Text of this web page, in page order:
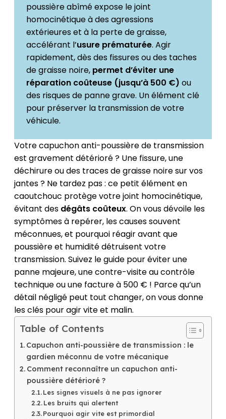
poussière abîmé expose le joint
homocinétique à des agressions
extérieures et à la perte de graisse,
accélérant l’usure prématurée. Agir
rapidement, dès des fissures ou des taches
de graisse noire, permet d’éviter une
réparation coûteuse (jusqu’à 500 €) ou
des risques de panne grave. Un élément clé
pour préserver la transmission de votre
véhicule.
Votre capuchon anti-poussière de transmission
est gravement détérioré ? Une fissure, une
déchirure ou des traces de graisse noire sur vos
jantes ? Ne tardez pas : ce petit élément en
caoutchouc protège votre joint homocinétique,
évitant des dégâts coûteux. On vous dévoile les
symptômes à repérer, les causes souvent
méconnues, et pourquoi réagir avant que
poussière et humidité détruisent votre
transmission. Suivez le guide pour éviter une
panne majeure, une contre-visite au contrôle
technique ou une facture à 500 € ! Parce qu’un
détail négligé peut tout changer, on vous donne
les clés pour agir vite et malin.
Table of Contents
Capuchon anti-poussière de transmission : le
gardien méconnu de votre mécanique
Comment reconnaître un capuchon anti-
poussière détérioré ?
Les signes visuels à ne pas ignorer
Les bruits qui alertent
Pourquoi agir vite est primordial